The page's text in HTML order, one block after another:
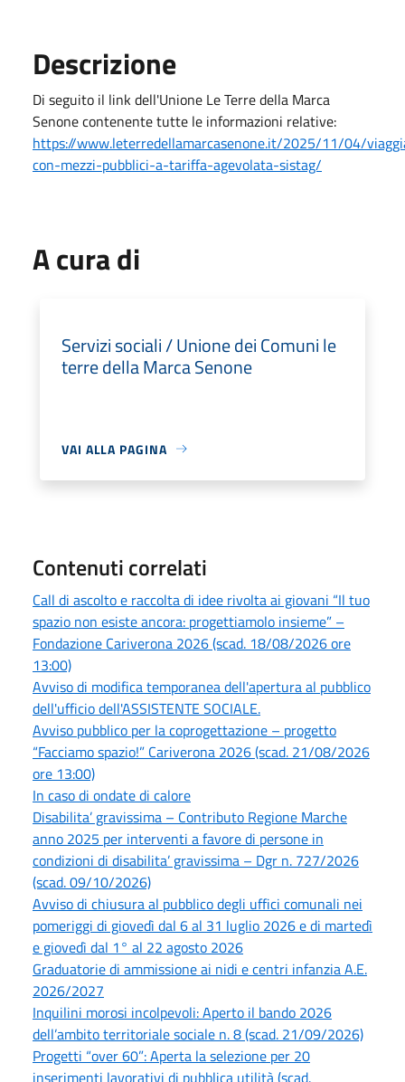
Descrizione
Di seguito il link dell'Unione Le Terre della Marca
Senone contenente tutte le informazioni relative:
https://www.leterredellamarcasenone.it/2025/11/04/
con-mezzi-pubblici-a-tariffa-agevolata-sistag/
A cura di
Servizi sociali / Unione dei Comuni le
terre della Marca Senone
VAI ALLA PAGINA
Contenuti correlati
Call di ascolto e raccolta di idee rivolta ai giovani “Il tuo
spazio non esiste ancora: progettiamolo insieme” –
Fondazione Cariverona 2026 (scad. 18/08/2026 ore
13:00)
Avviso di modifica temporanea dell'apertura al pubblico
dell'ufficio dell'ASSISTENTE SOCIALE.
Avviso pubblico per la coprogettazione – progetto
“Facciamo spazio!” Cariverona 2026 (scad. 21/08/2026
ore 13:00)
In caso di ondate di calore
Disabilita’ gravissima – Contributo Regione Marche
anno 2025 per interventi a favore di persone in
condizioni di disabilita’ gravissima – Dgr n. 727/2026
(scad. 09/10/2026)
Avviso di chiusura al pubblico degli uffici comunali nei
pomeriggi di giovedì dal 6 al 31 luglio 2026 e di martedì
e giovedì dal 1° al 22 agosto 2026
Graduatorie di ammissione ai nidi e centri infanzia A.E.
2026/2027
Inquilini morosi incolpevoli: Aperto il bando 2026
dell’ambito territoriale sociale n. 8 (scad. 21/09/2026)
Progetti “over 60”: Aperta la selezione per 20
inserimenti lavorativi di pubblica utilità (scad.